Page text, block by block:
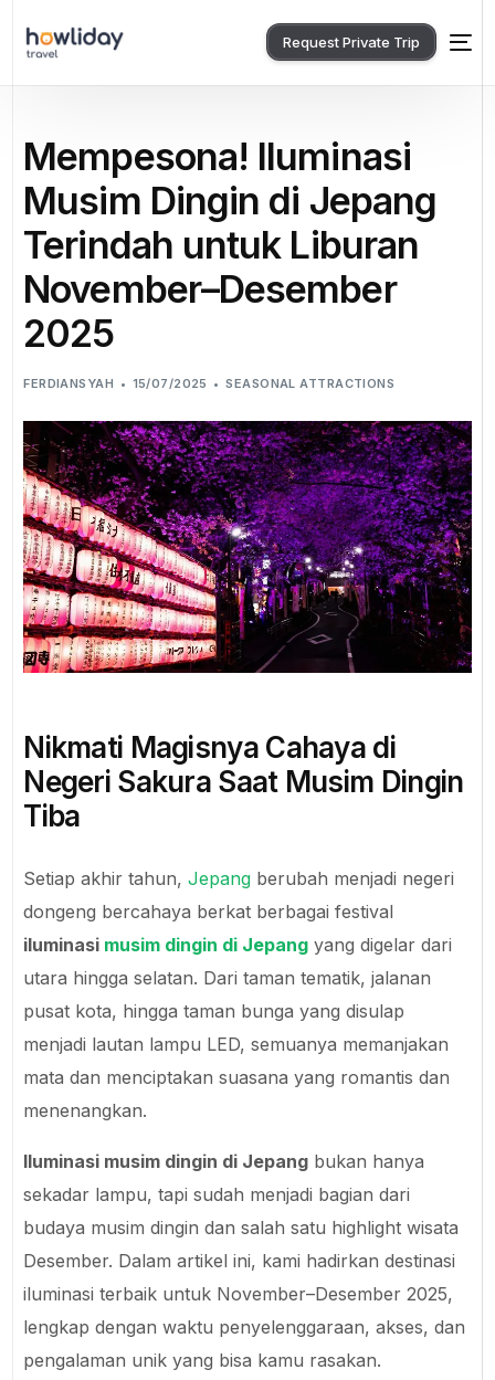
Request Private Trip
Mempesona! Iluminasi
Musim Dingin di Jepang
Terindah untuk Liburan
November–Desember
2025
FERDIANSYAH 15/07/2025 SEASONAL ATTRACTIONS
Nikmati Magisnya Cahaya di
Negeri Sakura Saat Musim Dingin
Tiba
Setiap akhir tahun,Jepang berubah menjadi negeri
dongeng bercahaya berkat berbagai festival
iluminasi musim dingin di Jepang yang digelar dari
utara hingga selatan. Dari taman tematik, jalanan
pusat kota, hingga taman bunga yang disulap
menjadi lautan lampu LED, semuanya memanjakan
mata dan menciptakan suasana yang romantis dan
menenangkan.
Iluminasi musim dingin di Jepang bukan hanya
sekadar lampu, tapi sudah menjadi bagian dari
budaya musim dingin dan salah satu highlight wisata
Desember. Dalam artikel ini, kami hadirkan destinasi
iluminasi terbaik untuk November–Desember 2025,
lengkap dengan waktu penyelenggaraan, akses, dan
pengalaman unik yang bisa kamu rasakan.